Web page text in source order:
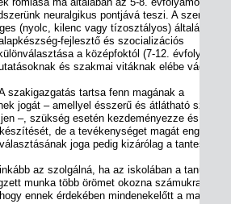
neuralgikus pontjává teszi. A szerkezeti
(nyolc, kilenc vagy tízosztályos) általános
fejlesztő és szocializációs
a középfoktól (7-12. évfolyam). A
és szakmai vitáknak elébe vágó
szakigazgatás tartsa fenn magának a
jogát – amellyel ésszerű és átlátható szakmai
–, szükség esetén kezdeményezze és
de a tevékenységet magát engedje át
joga pedig kizárólag a tantestületet
az szolgálná, ha az iskolában a tanulók
munka több örömet okozna számukra.
ennek érdekében mindenekelőtt a magas